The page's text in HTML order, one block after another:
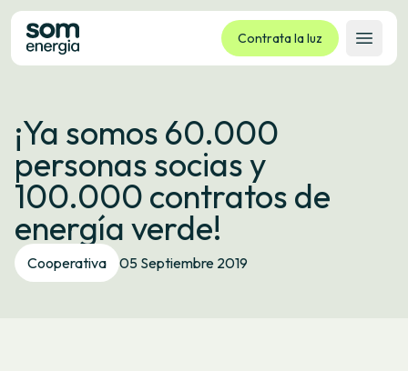
Contrata la luz
Abrir
Tarifas
Servicios
Empresas
La cooperativa
Contacto
Trámites
¡Ya somos 60.000
personas socias y
100.000 contratos de
energía verde!
Cooperativa 05 Septiembre 2019